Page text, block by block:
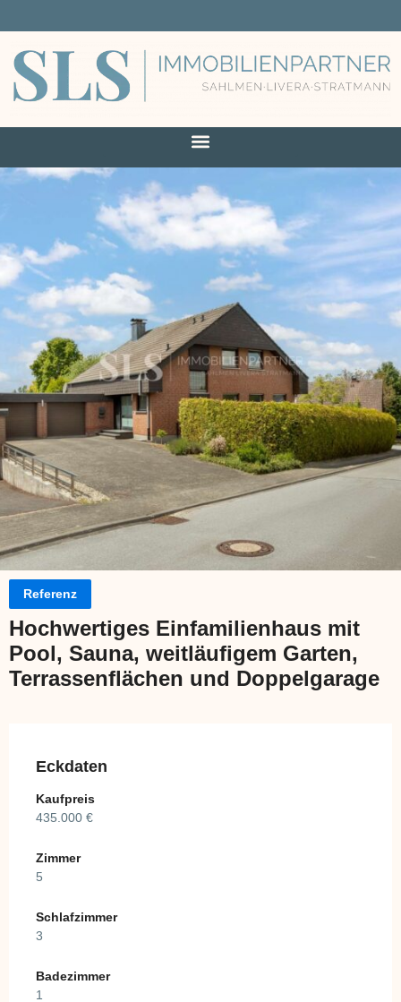
Referenz
Hochwertiges Einfamilienhaus mit
Pool, Sauna, weitläufigem Garten,
Terrassenflächen und Doppelgarage
Eckdaten
Kaufpreis
435.000 €
Zimmer
5
Schlafzimmer
3
Badezimmer
1